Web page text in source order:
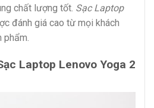
chất lượng tốt. Sạc Laptop
đánh giá cao từ mọi khách
phẩm.
Laptop Lenovo Yoga 2